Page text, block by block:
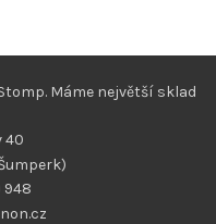
Máme největší sklad
40
948